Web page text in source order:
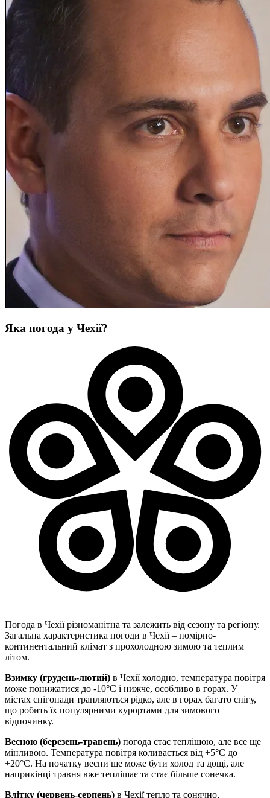
Яка погода у Чехії?
Погода в Чехії різноманітна та залежить від сезону та регіону.
Загальна характеристика погоди в Чехії – помірно-
континентальний клімат з прохолодною зимою та теплим
літом.
Взимку (грудень-лютий) в Чехії холодно, температура повітря
може понижатися до -10°C і нижче, особливо в горах. У
містах снігопади трапляються рідко, але в горах багато снігу,
що робить їх популярними курортами для зимового
відпочинку.
Весною (березень-травень) погода стає теплішою, але все ще
мінливою. Температура повітря коливається від +5°C до
+20°C. На початку весни ще може бути холод та дощі, але
наприкінці травня вже теплішає та стає більше сонечка.
Влітку (червень-серпень) в Чехії тепло та сонячно,